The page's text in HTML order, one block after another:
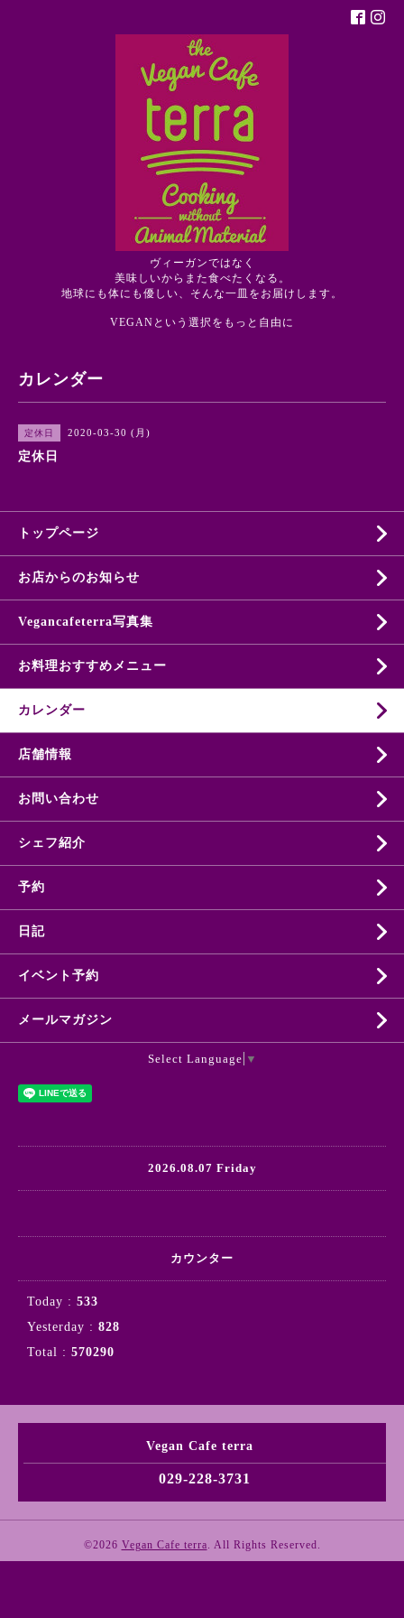
ヴィーガンではなく
美味しいからまた食べたくなる。
地球にも体にも優しい、そんな一皿をお届けします。
VEGANという選択をもっと自由に
カレンダー
定休日 2020-03-30 (月)
定休日
トップページ
お店からのお知らせ
Vegancafeterra写真集
お料理おすすめメニュー
カレンダー
店舗情報
お問い合わせ
シェフ紹介
予約
日記
イベント予約
メールマガジン
Select Language ▼
2026.08.07 Friday
カウンター
Today : 533
Yesterday : 828
Total : 570290
Vegan Cafe terra
029-228-3731
©2026 Vegan Cafe terra. All Rights Reserved.